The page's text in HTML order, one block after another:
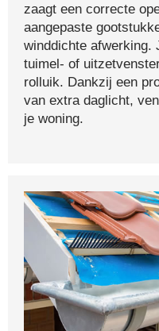
zaagt een correcte
aangepaste
winddichte afwerking.
tuimel- of
rolluik. Dankzij een
van extra daglicht,
je woning.